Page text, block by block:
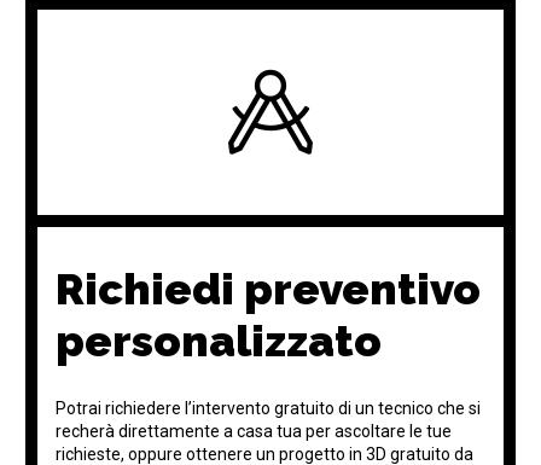
Richiedi preventivo
personalizzato
Potrai richiedere l’intervento gratuito di un tecnico che si
recherà direttamente a casa tua per ascoltare le tue
richieste, oppure ottenere un progetto in 3D gratuito da